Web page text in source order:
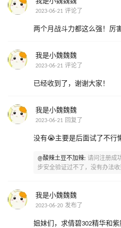
2023-06-21 评论了
两个月战斗力都这么强！厉
我是小魏魏魏
2023-06-21 评论了
已经收到了，谢谢大家！
我是小魏魏魏
2023-06-21 回复了
没有😭主要是后面试了不行
@酸辣土豆不加辣: 请问注册成
步安全验证过不了，没有办法收
我是小魏魏魏
2023-06-20 发布了
姐妹们，求倩碧302精华和